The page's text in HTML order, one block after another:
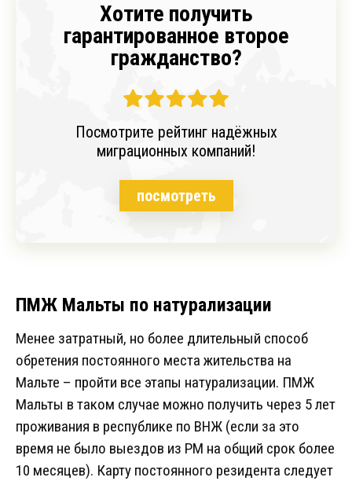
Хотите получить
гарантированное второе
гражданство?
Посмотрите рейтинг надёжных
миграционных компаний!
посмотреть
ПМЖ Мальты по натурализации
Менее затратный, но более длительный способ
обретения постоянного места жительства на
Мальте – пройти все этапы натурализации. ПМЖ
Мальты в таком случае можно получить через 5 лет
проживания в республике по ВНЖ (если за это
время не было выездов из РМ на общий срок более
10 месяцев). Карту постоянного резидента следует